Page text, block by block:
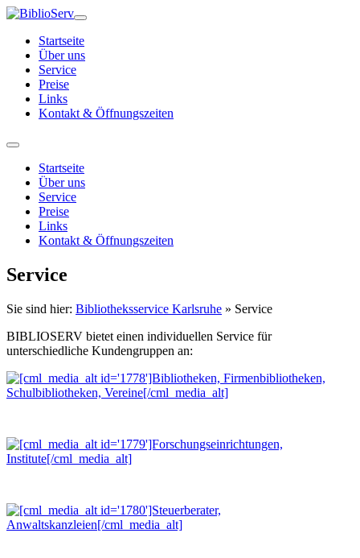
Startseite
Über uns
Service
Preise
Links
Kontakt & Öffnungszeiten
Startseite
Über uns
Service
Preise
Links
Kontakt & Öffnungszeiten
Service
Sie sind hier: Bibliotheksservice Karlsruhe » Service
BIBLIOSERV bietet einen individuellen Service für
unterschiedliche Kundengruppen an: